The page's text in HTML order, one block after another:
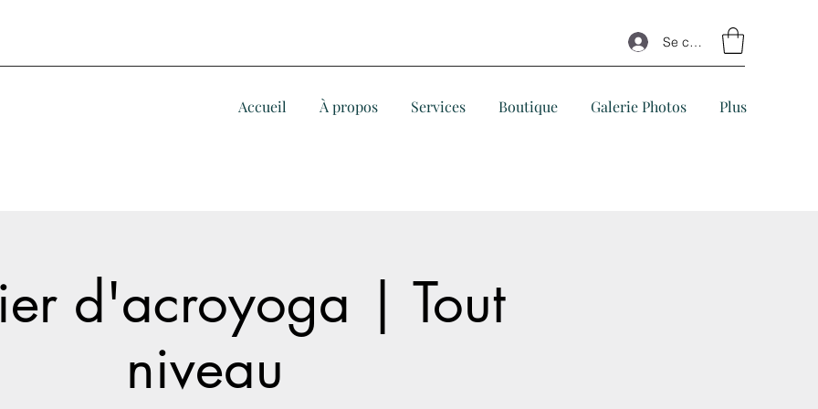
Se connecter
Accueil À propos Services Boutique Galerie Photos Plus
d'acroyoga | Tout
niveau